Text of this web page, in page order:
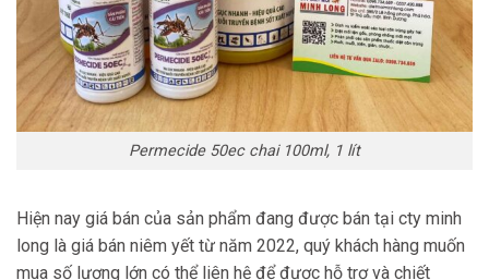
Permecide 50ec chai 100ml, 1 lít
Hiện nay giá bán của sản phẩm đang được bán tại cty minh
long là giá bán niêm yết từ năm 2022, quý khách hàng muốn
mua số lượng lớn có thể liên hệ để được hỗ trợ và chiết